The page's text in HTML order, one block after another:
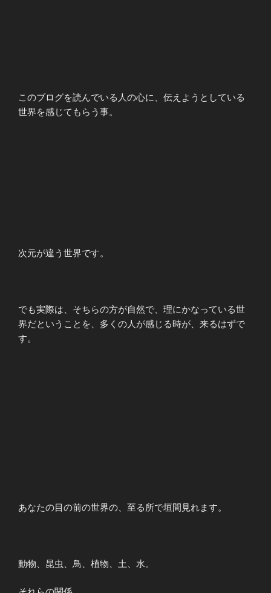
このブログを読んでいる人の心に、伝えようとしている
世界を感じてもらう事。
次元が違う世界です。
でも実際は、そちらの方が自然で、理にかなっている世
界だということを、多くの人が感じる時が、来るはずで
す。
あなたの目の前の世界の、至る所で垣間見れます。
動物、昆虫、鳥、植物、土、水。